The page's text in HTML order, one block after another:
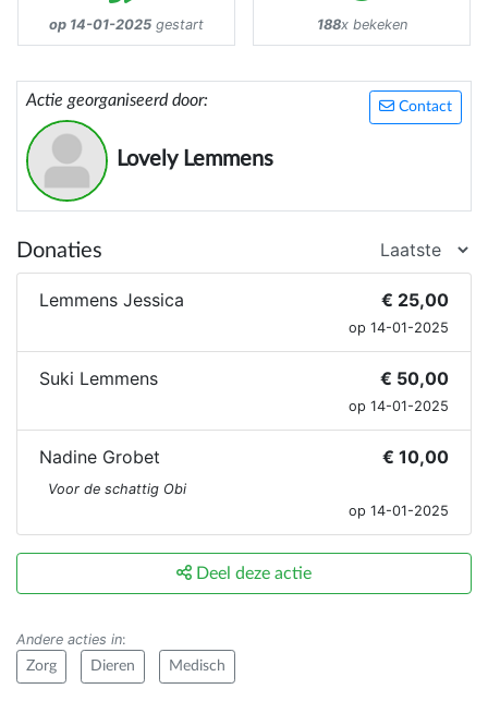
op 14-01-2025 gestart 188x bekeken
Contact
Actie georganiseerd door:
Lovely Lemmens
Donaties
Lemmens Jessica € 25,00
op 14-01-2025
Suki Lemmens € 50,00
op 14-01-2025
Nadine Grobet € 10,00
Voor de schattig Obi
op 14-01-2025
Deel deze actie
Andere acties in:
Zorg Dieren Medisch